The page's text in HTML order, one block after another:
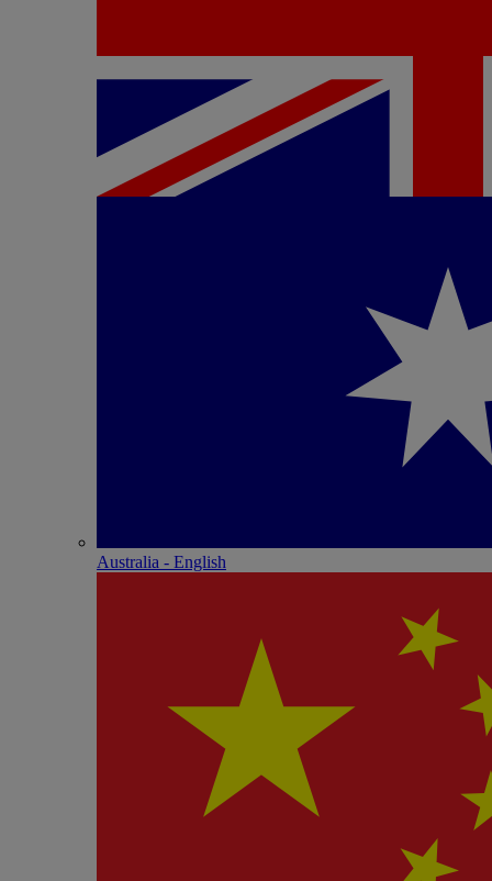
Australia - English